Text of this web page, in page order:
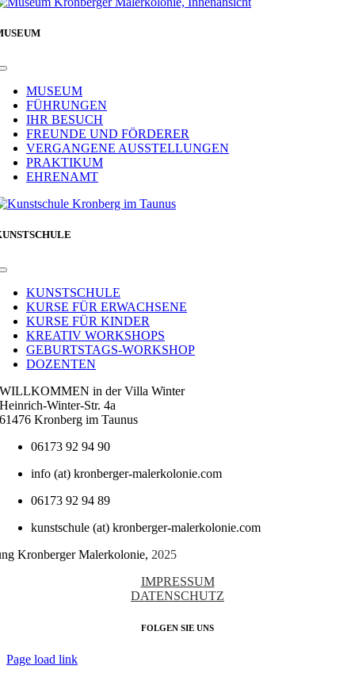
Toggle
NavigationMUSEUM
FÜHRUNGEN
IHR BESUCH
FREUNDE UND FÖRDERER
VERGANGENE AUSSTELLUNGEN
PRAKTIKUM
EHRENAMT
Toggle
NavigationKUNSTSCHULE
KURSE FÜR ERWACHSENE
KURSE FÜR KINDER
KREATIV WORKSHOPS
GEBURTSTAGS-WORKSHOP
DOZENTEN
WILLKOMMEN in der Villa Winter
Heinrich-Winter-Str. 4a
61476 Kronberg im Taunus
06173 92 94 90
info (at) kronberger-malerkolonie.com
06173 92 94 89
kunstschule (at) kronberger-malerkolonie.com
Kronberger Malerkolonie, 2025
IMPRESSUM
DATENSCHUTZ
FOLGEN SIE UNS
Page load link